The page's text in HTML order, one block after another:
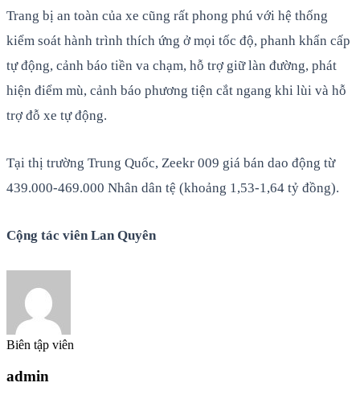
Trang bị an toàn của xe cũng rất phong phú với hệ thống
kiểm soát hành trình thích ứng ở mọi tốc độ, phanh khẩn cấp
tự động, cảnh báo tiền va chạm, hỗ trợ giữ làn đường, phát
hiện điểm mù, cảnh báo phương tiện cắt ngang khi lùi và hỗ
trợ đỗ xe tự động.
Tại thị trường Trung Quốc, Zeekr 009 giá bán dao động từ
439.000-469.000 Nhân dân tệ (khoảng 1,53-1,64 tỷ đồng).
Cộng tác viên Lan Quyên
Biên tập viên
admin